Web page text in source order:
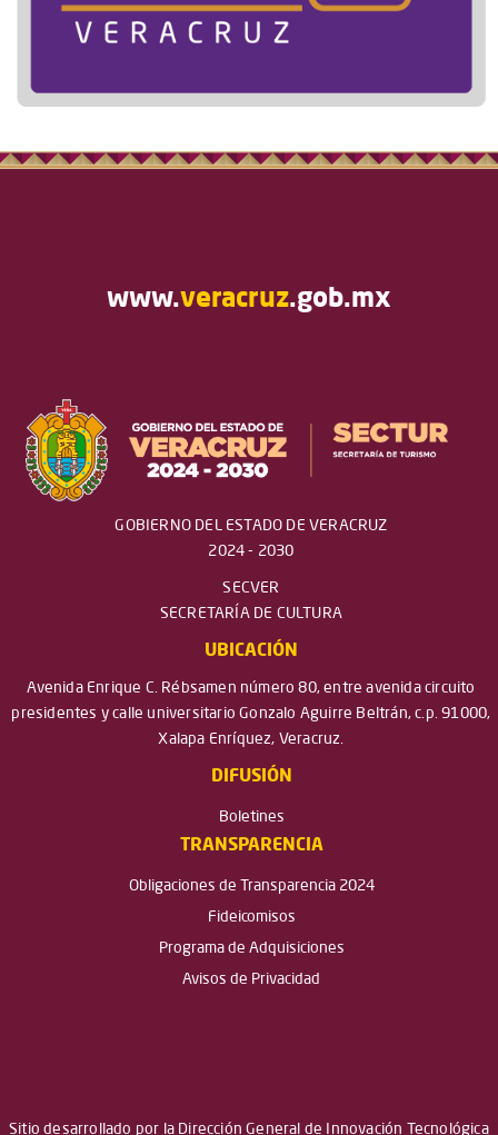
www.veracruz.gob.mx
GOBIERNO DEL ESTADO DE VERACRUZ
2024 - 2030
SECVER
SECRETARÍA DE CULTURA
UBICACIÓN
Avenida Enrique C. Rébsamen número 80, entre avenida circuito
presidentes y calle universitario Gonzalo Aguirre Beltrán, c.p. 91000,
Xalapa Enríquez, Veracruz.
DIFUSIÓN
Boletines
TRANSPARENCIA
Obligaciones de Transparencia 2024
Fideicomisos
Programa de Adquisiciones
Avisos de Privacidad
Sitio desarrollado por la Dirección General de Innovación Tecnológica